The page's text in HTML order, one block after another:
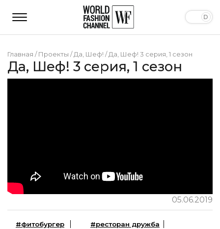
Главная /Проекты /Да, Шеф! /Да, Шеф! 3 серия, 1 сезон
Да, Шеф! 3 серия, 1 сезон
05.06.2019
#фитобургер
#ресторан дружба